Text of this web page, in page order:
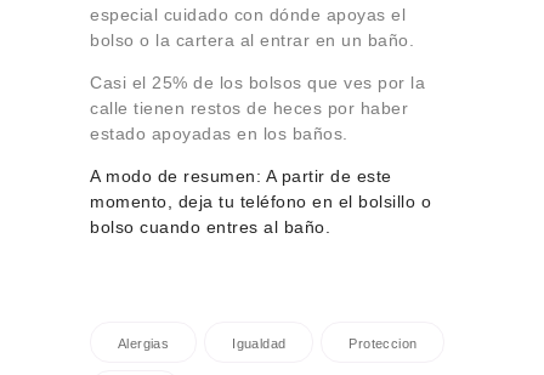
especial cuidado con dónde apoyas el
bolso o la cartera al entrar en un baño.
Casi el 25% de los bolsos que ves por la
calle tienen restos de heces por haber
estado apoyadas en los baños.
A modo de resumen: A partir de este
momento, deja tu teléfono en el bolsillo o
bolso cuando entres al baño.
Alergias Igualdad Proteccion